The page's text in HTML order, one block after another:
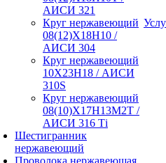
АИСИ 321
Круг нержавеющий
08(12)Х18Н10 /
АИСИ 304
Круг нержавеющий
10Х23Н18 / АИСИ
310S
Круг нержавеющий
08(10)Х17Н13М2Т /
АИСИ 316 Тi
Шестигранник
нержавеющий
Проволока нержавеющая